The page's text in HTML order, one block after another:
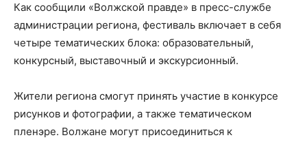
Как сообщили «Волжской правде» в пресс-службе
администрации региона, фестиваль включает в себя
четыре тематических блока: образовательный,
конкурсный, выставочный и экскурсионный.
Жители региона смогут принять участие в конкурсе
рисунков и фотографии, а также тематическом
пленэре. Волжане могут присоединиться к